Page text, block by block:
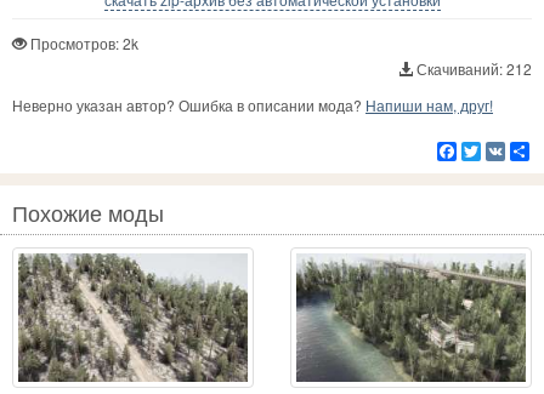
Просмотров: 2k
Скачиваний: 212
Неверно указан автор? Ошибка в описании мода? Напиши нам, друг!
Facebook
Twitter
VK
Похожие моды